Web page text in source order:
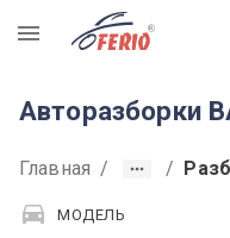
R
Авторазборки
Главная / /
МОДЕЛЬ